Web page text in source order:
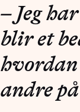
– Jeg
blir et
hvordan
andre